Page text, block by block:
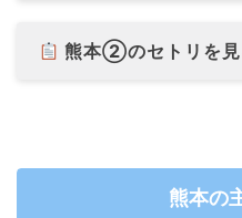
熊本②のセトリを見
熊本の